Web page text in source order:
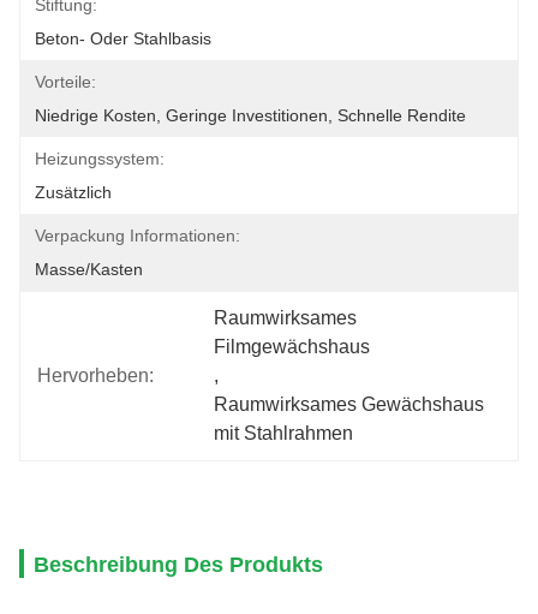
Stiftung:
Beton- Oder Stahlbasis
Vorteile:
Niedrige Kosten, Geringe Investitionen, Schnelle Rendite
Heizungssystem:
Zusätzlich
Verpackung Informationen:
Masse/Kasten
Hervorheben:
Raumwirksames
Filmgewächshaus
,
Raumwirksames Gewächshaus
mit Stahlrahmen
Beschreibung Des Produkts